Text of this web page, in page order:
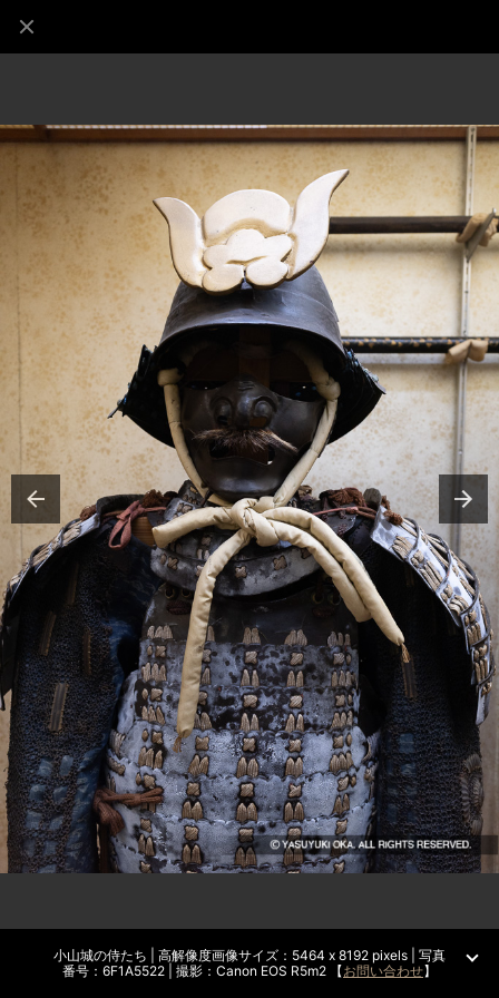
小山城の侍たち | 高解像度画像サイズ：5464 x 8192 pixels | 写真
番号：6F1A5522 | 撮影：Canon EOS R5m2 【お問い合わせ】